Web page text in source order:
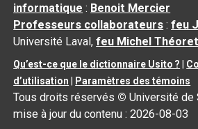
informatique : Benoit Mercier
Professeurs collaborateurs :feu
Université Laval,feu Michel
Qu’est-ce que le dictionnaire Usito ?
d’utilisation
Paramètres des témoins
Tous droits réservés © Université
mise à jour du contenu :2026-08-03